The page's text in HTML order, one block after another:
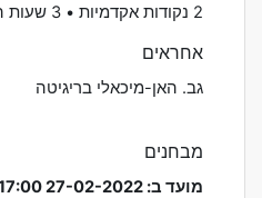
2 נקודות אקדמיות • 3 שעות הרצאה
אחראים
גב. האן-מיכאלי בריגיטה
מבחנים
מועד ב: 27-02-2022 17:00 - 19:00